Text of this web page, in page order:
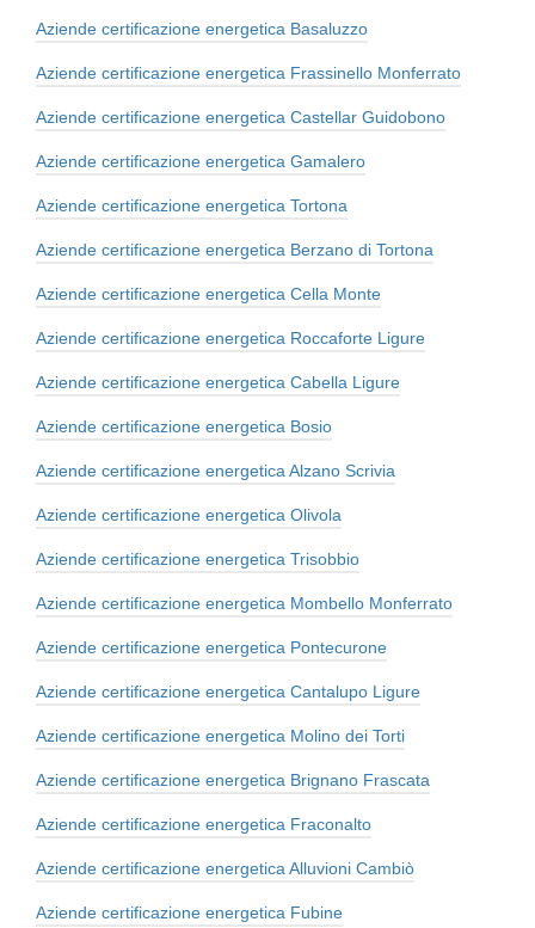
Aziende certificazione energetica Basaluzzo
Aziende certificazione energetica Frassinello Monferrato
Aziende certificazione energetica Castellar Guidobono
Aziende certificazione energetica Gamalero
Aziende certificazione energetica Tortona
Aziende certificazione energetica Berzano di Tortona
Aziende certificazione energetica Cella Monte
Aziende certificazione energetica Roccaforte Ligure
Aziende certificazione energetica Cabella Ligure
Aziende certificazione energetica Bosio
Aziende certificazione energetica Alzano Scrivia
Aziende certificazione energetica Olivola
Aziende certificazione energetica Trisobbio
Aziende certificazione energetica Mombello Monferrato
Aziende certificazione energetica Pontecurone
Aziende certificazione energetica Cantalupo Ligure
Aziende certificazione energetica Molino dei Torti
Aziende certificazione energetica Brignano Frascata
Aziende certificazione energetica Fraconalto
Aziende certificazione energetica Alluvioni Cambiò
Aziende certificazione energetica Fubine